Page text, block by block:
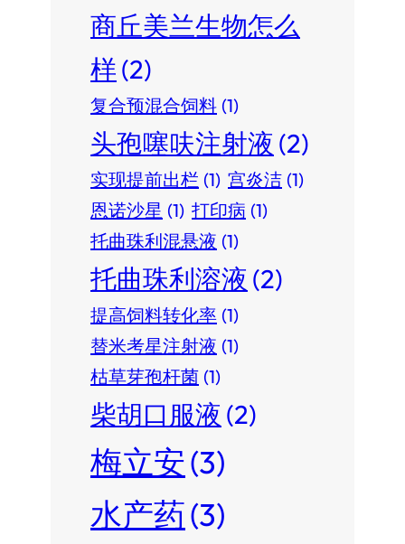
商丘美兰生物怎么
样(2)
复合预混合饲料 (1)
头孢噻呋注射液 (2)
实现提前出栏 (1) 宫炎洁 (1)
恩诺沙星 (1) 打印病 (1)
托曲珠利混悬液 (1)
托曲珠利溶液 (2)
提高饲料转化率 (1)
替米考星注射液 (1)
枯草芽孢杆菌 (1)
柴胡口服液 (2)
梅立安(3)
水产药(3)